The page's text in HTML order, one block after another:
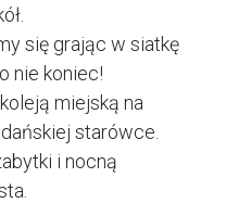
się grając w siatkę
nie koniec!
miejską na
starówce.
i nocną